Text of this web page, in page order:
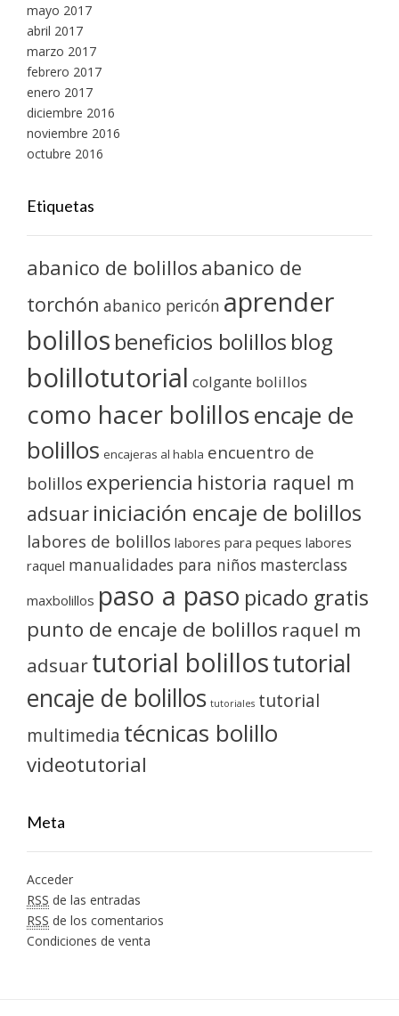
mayo 2017
abril 2017
marzo 2017
febrero 2017
enero 2017
diciembre 2016
noviembre 2016
octubre 2016
Etiquetas
abanico de bolillos abanico de
torchón abanico pericón aprender
bolillos beneficios bolillos blog
bolillotutorial colgante bolillos
como hacer bolillosencaje de
bolillos encajeras al habla encuentro de
bolillos experiencia historia raquel m
adsuar iniciación encaje de bolillos
labores de bolillos labores para peques labores
raquel manualidades para niños masterclass
maxbolillos paso a paso picado gratis
punto de encaje de bolillos raquel m
adsuartutorial bolillostutorial
encaje de bolillos tutoriales tutorial
multimedia técnicas bolillo
videotutorial
Meta
Acceder
RSS de las entradas
RSS de los comentarios
Condiciones de venta